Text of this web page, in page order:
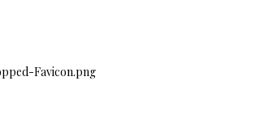
Favicon.png